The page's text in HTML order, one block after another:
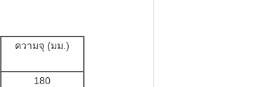
ความจุ (มม.)
180